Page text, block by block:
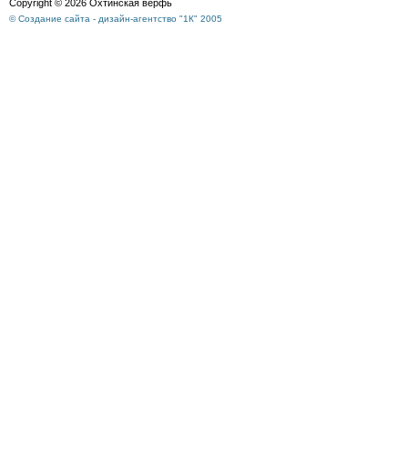
Copyright © 2026 Охтинская верфь
© Создание сайта - дизайн-агентство "1К" 2005